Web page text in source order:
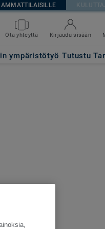
AMMATTILAISILLE
Ota yhteyttä Kirjaudu sisään
ympäristötyö Tutustu